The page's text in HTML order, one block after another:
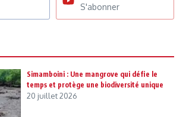
S'abonner
Simamboini : Une mangrove qui défie le
temps et protège une biodiversité unique
20 juillet 2026